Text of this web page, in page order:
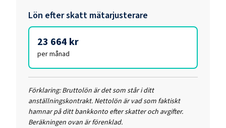
Lön efter skatt mätarjusterare
23 664 kr
per månad
Förklaring: Bruttolön är det som står i ditt
anställningskontrakt. Nettolön är vad som faktiskt
hamnar på ditt bankkonto efter skatter och avgifter.
Beräkningen ovan är förenklad.